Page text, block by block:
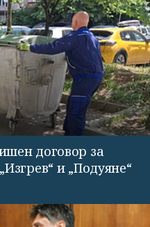
договор за
и „Подуяне“